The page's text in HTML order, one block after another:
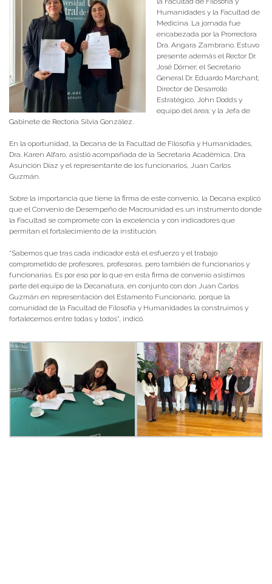
Humanidades y la Facultad de
Medicina. La jornada fue
encabezada por la Prorrectora
Dra. Angara Zambrano. Estuvo
presente además el Rector Dr.
José Dörner; el Secretario
General Dr. Eduardo Marchant;
Director de Desarrollo
Estratégico, John Dodds y
equipo del área; y la Jefa de
Gabinete de Rectoría Silvia González.
En la oportunidad, la Decana de la Facultad de Filosofía y Humanidades,
Dra. Karen Alfaro, asistió acompañada de la Secretaria Académica, Dra.
Asunción Díaz y el representante de los funcionarios, Juan Carlos
Guzmán.
Sobre la importancia que tiene la firma de este convenio, la Decana explicó
que el Convenio de Desempeño de Macrounidad es un instrumento donde
la Facultad se compromete con la excelencia y con indicadores que
permitan el fortalecimiento de la institución.
“Sabemos que tras cada indicador está el esfuerzo y el trabajo
comprometido de profesores, profesoras, pero también de funcionarios y
funcionarias. Es por eso por lo que en esta firma de convenio asistimos
parte del equipo de la Decanatura, en conjunto con don Juan Carlos
Guzmán en representación del Estamento Funcionario, porque la
comunidad de la Facultad de Filosofía y Humanidades la construimos y
fortalecemos entre todas y todos”, indicó.